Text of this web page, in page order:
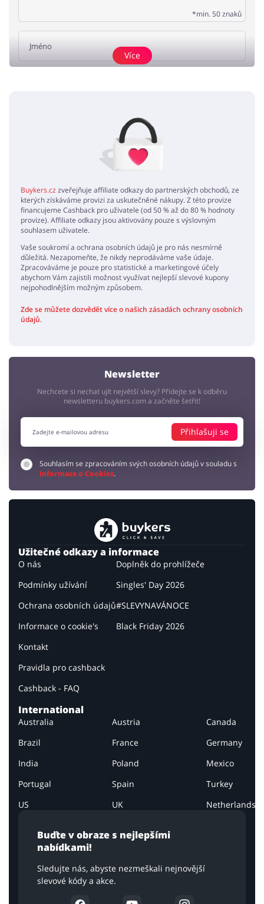
*min. 50 znaků
Dobré Bonami slevy a věrnostní program! Vřele všem doporučuji!
terezka32 5 / 5 14.02.2020
Bonami má skvělou nabídku, objednala jsem si nějaké ty doplňky do
bytu a jsem spokojená
paráda
bara68 5 / 5 03.01.2020
No povlečení z Bonami je parádní... Kvalita sama o sobě, doporučuju
Více
Buykers.cz zveřejňuje affiliate odkazy do partnerských obchodů, ze
kterých získáváme provizi za uskutečněné nákupy. Z této provize
financujeme Cashback pro uživatele (od 50 % až do 80 % hodnoty
provize). Affiliate odkazy jsou aktivovány pouze s výslovným
souhlasem uživatele.
Vaše soukromí a ochrana osobních údajů je pro nás nesmírně
důležitá. Nezapomeňte, že nikdy neprodáváme vaše údaje.
Zpracováváme je pouze pro statistické a marketingové účely
abychom Vám zajistili možnost využívat nejlepší slevové kupony
nejpohodlnějším možným způsobem.
Zde se můžete dozvědět více o našich zásadách ochrany osobních
údajů.
Newsletter
Nechcete si nechat ujít největší slevy? Přidejte se k odběru
newsletteru buykers.com a začněte šetřit!
Přihlašuji se
Souhlasím se zpracováním svých osobních údajů v souladu s
Informace o Cookies.
Buďte v obraze s nejlepšími
nabídkami!
Sledujte nás, abyste nezmeškali nejnovější
slevové kódy a akce.
Užitečné odkazy a informace
O nás
Podmínky užívání
Ochrana osobních údajů
Informace o cookie's
Kontakt
Pravidla pro cashback
Cashback - FAQ
Doplněk do prohlížeče
Singles' Day 2026
#SLEVYNAVÁNOCE
Black Friday 2026
International
Australia Austria
Canada
Brazil
France
Germany
India
Poland
Mexico
Portugal
Spain
Turkey
US
UK Netherlands